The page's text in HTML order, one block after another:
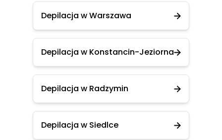
Depilacja w Warszawa
Depilacja w Konstancin-Jeziorna
Depilacja w Radzymin
Depilacja w Siedlce